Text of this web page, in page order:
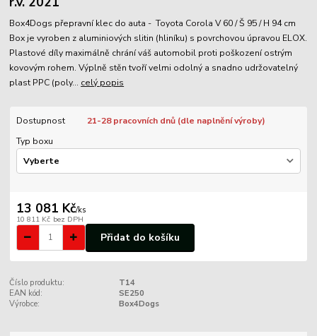
Box4Dogs přepravní klec do auta - Toyota Corola V 60 / Š 95 / H 94 cm
Box je vyroben z aluminiových slitin (hliníku) s povrchovou úpravou ELOX.
Plastové díly maximálně chrání váš automobil proti poškození ostrým
kovovým rohem. Výplně stěn tvoří velmi odolný a snadno udržovatelný
plast PPC (poly... celý popis
Dostupnost
21-28 pracovních dnů (dle naplnění výroby)
Typ boxu
13 081 Kč/ks
10 811 Kč bez DPH
Přidat do košíku
Číslo produktu:
T14
EAN kód:
SE250
Výrobce:
Box4Dogs